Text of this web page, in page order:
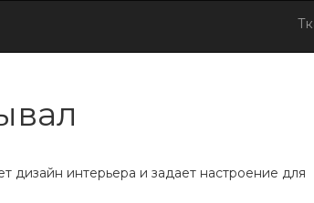
дизайн интерьера и задает настроение для